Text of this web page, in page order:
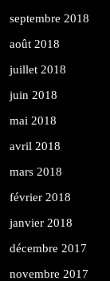
septembre 2018
août 2018
juillet 2018
juin 2018
mai 2018
avril 2018
mars 2018
février 2018
janvier 2018
décembre 2017
novembre 2017